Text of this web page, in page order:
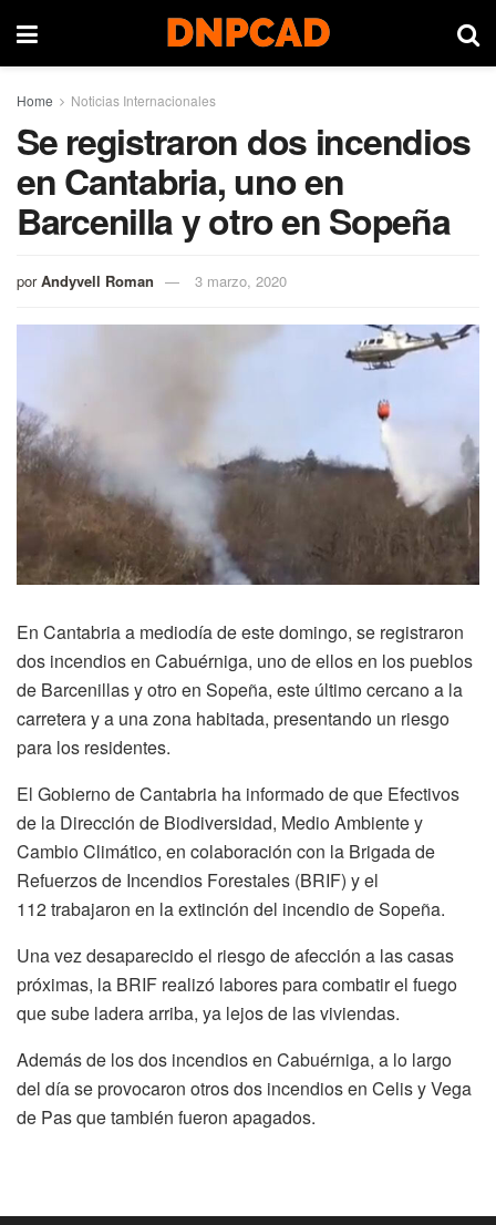
Home Noticias Internacionales
Se registraron dos incendios
en Cantabria, uno en
Barcenilla y otro en Sopeña
por Andyvell Roman 3 marzo, 2020
En Cantabria a mediodía de este domingo, se registraron
dos incendios en Cabuérniga, uno de ellos en los pueblos
de Barcenillas y otro en Sopeña, este último cercano a la
carretera y a una zona habitada, presentando un riesgo
para los residentes.
El Gobierno de Cantabria ha informado de que Efectivos
de la Dirección de Biodiversidad, Medio Ambiente y
Cambio Climático, en colaboración con la Brigada de
Refuerzos de Incendios Forestales (BRIF) y el
112 trabajaron en la extinción del incendio de Sopeña.
Una vez desaparecido el riesgo de afección a las casas
próximas, la BRIF realizó labores para combatir el fuego
que sube ladera arriba, ya lejos de las viviendas.
Además de los dos incendios en Cabuérniga, a lo largo
del día se provocaron otros dos incendios en Celis y Vega
de Pas que también fueron apagados.